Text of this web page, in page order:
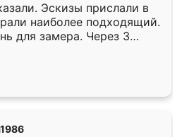
Эскизы прислали в
наиболее подходящий.
для замера. Через 3
уже готова. Остались
Спасибо Ренессанс
работу!